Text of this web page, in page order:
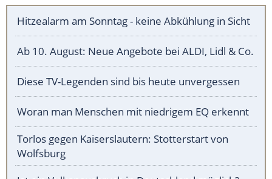
Hitzealarm am Sonntag - keine Abkühlung in Sicht
Ab 10. August: Neue Angebote bei ALDI, Lidl & Co.
Diese TV-Legenden sind bis heute unvergessen
Woran man Menschen mit niedrigem EQ erkennt
Torlos gegen Kaiserslautern: Stotterstart von
Wolfsburg